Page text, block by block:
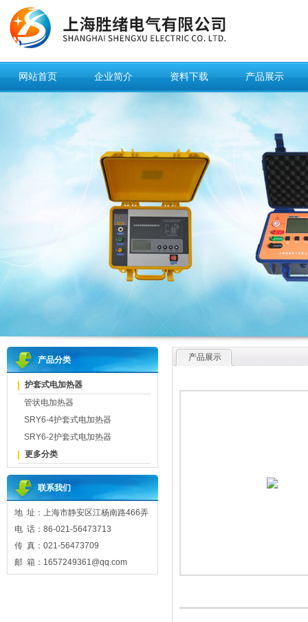
网站首页 企业简介 资料下载 产品展示
产品分类
护套式电加热器
管状电加热器
SRY6-4护套式电加热器
SRY6-2护套式电加热器
更多分类
联系我们
地 址：上海市静安区江杨南路466弄
电 话：86-021-56473713
传 真：021-56473709
邮 箱：1657249361@qq.com
产品展示